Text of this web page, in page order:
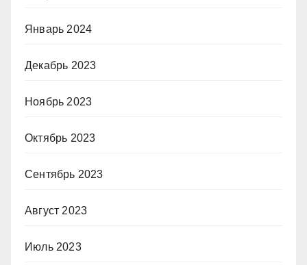
Январь 2024
Декабрь 2023
Ноябрь 2023
Октябрь 2023
Сентябрь 2023
Август 2023
Июль 2023